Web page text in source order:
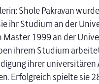
Shole Pakravan
ihr Studium an der
1999 an der
ihrem Studium
ihrer
Erfolgreich spielte sie